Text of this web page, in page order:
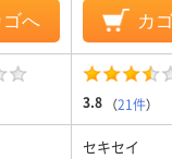
ゴへ カ
3.8 （21件）
セキセイ